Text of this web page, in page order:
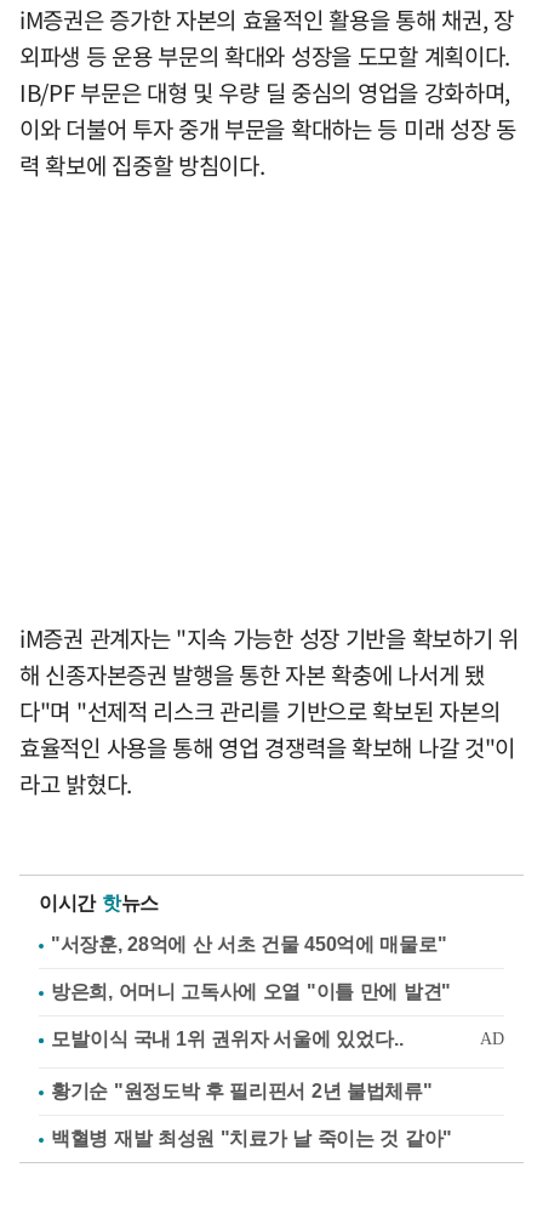
iM증권은 증가한 자본의 효율적인 활용을 통해 채권, 장
외파생 등 운용 부문의 확대와 성장을 도모할 계획이다.
IB/PF 부문은 대형 및 우량 딜 중심의 영업을 강화하며,
이와 더불어 투자 중개 부문을 확대하는 등 미래 성장 동
력 확보에 집중할 방침이다.
iM증권 관계자는 "지속 가능한 성장 기반을 확보하기 위
해 신종자본증권 발행을 통한 자본 확충에 나서게 됐
다"며 "선제적 리스크 관리를 기반으로 확보된 자본의
효율적인 사용을 통해 영업 경쟁력을 확보해 나갈 것"이
라고 밝혔다.
이시간 핫뉴스
"서장훈, 28억에 산 서초 건물 450억에 매물로"
방은희, 어머니 고독사에 오열 "이틀 만에 발견"
황기순 "원정도박 후 필리핀서 2년 불법체류"
백혈병 재발 최성원 "치료가 날 죽이는 것 같아"